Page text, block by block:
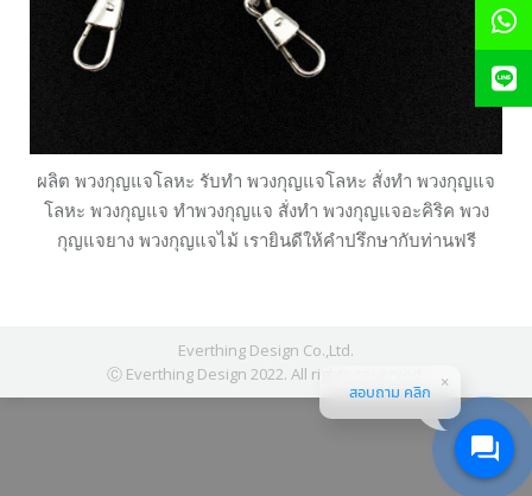
ผลิต พวงกุญแจโลหะ รับทำ พวงกุญแจโลหะ สั่งทำ พวงกุญแจ
โลหะ พวงกุญแจ ทำพวงกุญแจ สั่งทำ พวงกุญแจอะคิริค พวง
กุญแจยาง พวงกุญแจไม้ เรายินดีให้คำปรึกษากับท่านฟรี
Everthing Design Co.,Ltd.
Ⓒ Everthing Design 2022. All rights reserved.
สอบถาม คลิก